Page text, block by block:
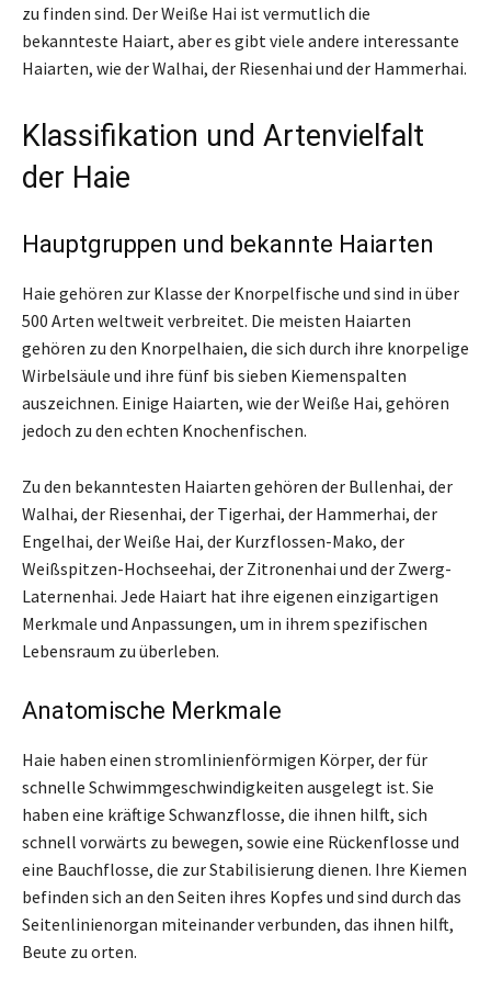
zu finden sind. Der Weiße Hai ist vermutlich die
bekannteste Haiart, aber es gibt viele andere interessante
Haiarten, wie der Walhai, der Riesenhai und der Hammerhai.
Klassifikation und Artenvielfalt
der Haie
Hauptgruppen und bekannte Haiarten
Haie gehören zur Klasse der Knorpelfische und sind in über
500 Arten weltweit verbreitet. Die meisten Haiarten
gehören zu den Knorpelhaien, die sich durch ihre knorpelige
Wirbelsäule und ihre fünf bis sieben Kiemenspalten
auszeichnen. Einige Haiarten, wie der Weiße Hai, gehören
jedoch zu den echten Knochenfischen.
Zu den bekanntesten Haiarten gehören der Bullenhai, der
Walhai, der Riesenhai, der Tigerhai, der Hammerhai, der
Engelhai, der Weiße Hai, der Kurzflossen-Mako, der
Weißspitzen-Hochseehai, der Zitronenhai und der Zwerg-
Laternenhai. Jede Haiart hat ihre eigenen einzigartigen
Merkmale und Anpassungen, um in ihrem spezifischen
Lebensraum zu überleben.
Anatomische Merkmale
Haie haben einen stromlinienförmigen Körper, der für
schnelle Schwimmgeschwindigkeiten ausgelegt ist. Sie
haben eine kräftige Schwanzflosse, die ihnen hilft, sich
schnell vorwärts zu bewegen, sowie eine Rückenflosse und
eine Bauchflosse, die zur Stabilisierung dienen. Ihre Kiemen
befinden sich an den Seiten ihres Kopfes und sind durch das
Seitenlinienorgan miteinander verbunden, das ihnen hilft,
Beute zu orten.